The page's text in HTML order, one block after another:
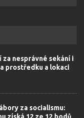
za nesprávné sekání i
prostředku a lokaci
za socialismu: